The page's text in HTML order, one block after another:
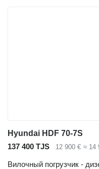
Hyundai HDF 70-7S
137 400 TJS
12 900 € ≈ 14
Вилочный погрузчик -